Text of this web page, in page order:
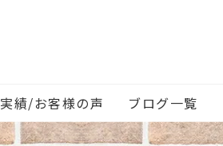
実績/お客様の声 ブログ一覧